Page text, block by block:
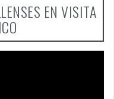
EN VISITA